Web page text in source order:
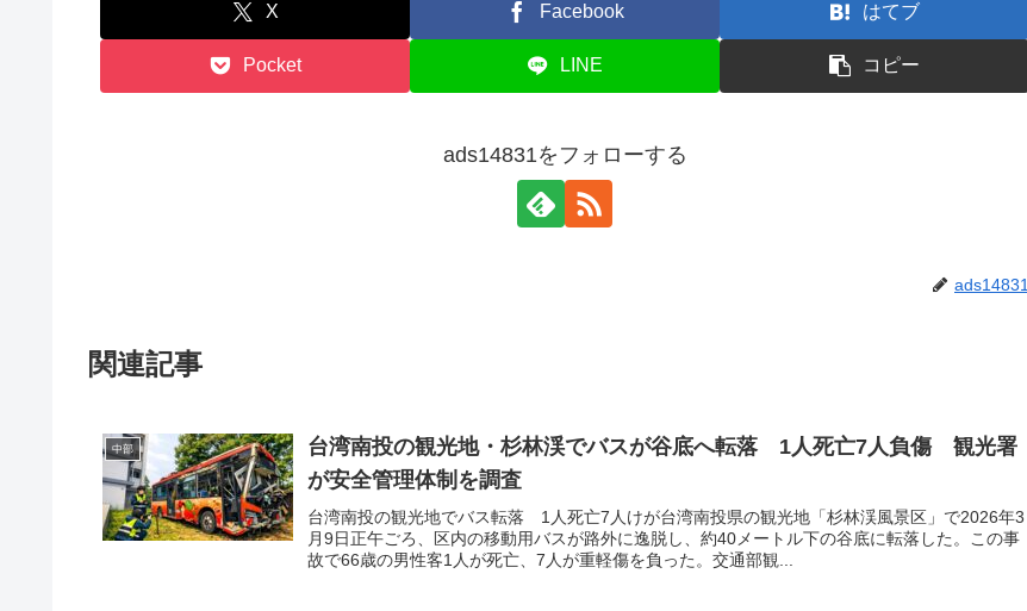
X Facebook はてブ
Pocket LINE コピー
ads14831をフォローする
ads14831
関連記事
中部
台湾南投の観光地・杉林渓でバスが谷底へ転落 1人死亡7人負傷 観光署
が安全管理体制を調査
台湾南投の観光地でバス転落 1人死亡7人けが台湾南投県の観光地「杉林渓風景区」で2026年3
月9日正午ごろ、区内の移動用バスが路外に逸脱し、約40メートル下の谷底に転落した。この事
故で66歳の男性客1人が死亡、7人が重軽傷を負った。交通部観...